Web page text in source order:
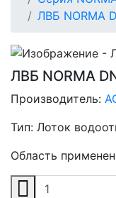
ЛВБ NORMA
ЛВБ NORMA
Производитель:
Тип: Лоток
Область